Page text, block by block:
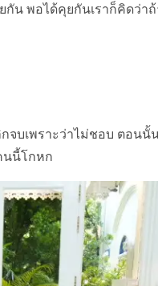
น พอได้คุยกันเราก็คิดว่า
จบเพราะว่าไม่ชอบ ตอนนั้
นนี้โกหก